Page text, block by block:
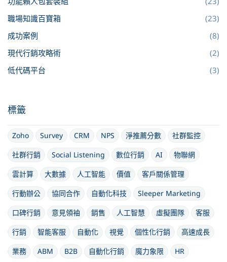
職場知識百寶箱
(23)
成功案例
(8)
現代行銷攻略術
(2)
低代碼平台
(3)
標籤
Zoho Survey CRM NPS 淨推薦分數
社群監控
社群行銷
Social Listening 數位行銷 AI
物聯網
雲計算
大數據 人工智能 價值
客戶關係管理
行動辦公
協同合作 自動化科技
Sleeper Marketing
口碑行銷
意見領袖 銷售 人工智慧 虛擬團隊
客服
行銷
智能客服 自動化 視覺 個性化行銷
高速成長
業務
ABM B2B 自動化行銷 魔力象限
HR